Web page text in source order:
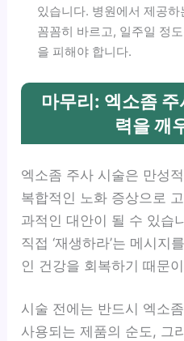
있습니다. 병원에서 제공
꼼꼼히 바르고, 일주일 정
을 피해야 합니다.
마무리: 엑소좀
력을 깨
엑소좀 주사 시술은 만성
복합적인 노화 증상으로
과적인 대안이 될 수 있습
직접 ‘재생하라’는 메시지
인 건강을 회복하기 때문
시술 전에는 반드시 엑소
사용되는 제품의 순도, 그